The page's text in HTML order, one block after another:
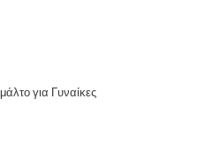
για Γυναίκες